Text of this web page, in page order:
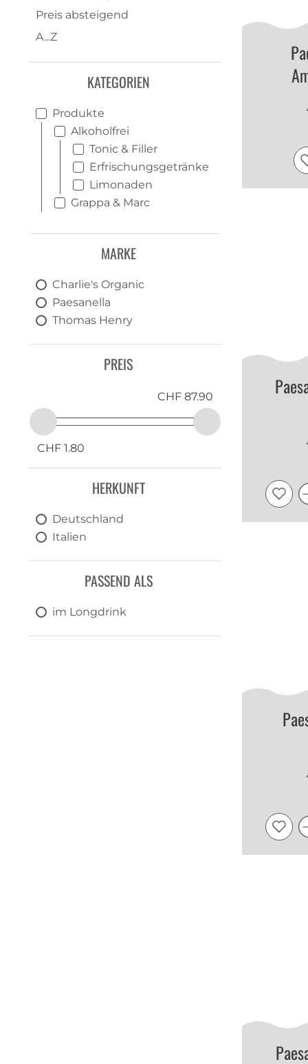
Preis absteigend
A...Z
KATEGORIEN
Produkte
Alkoholfrei
Tonic & Filler
Erfrischungsgetränke
Limonaden
Grappa & Marc
MARKE
Charlie's Organic
Paesanella
Thomas Henry
PREIS
CHF 1.80
CHF 87.90
HERKUNFT
Deutschland
Italien
PASSEND ALS
im Longdrink